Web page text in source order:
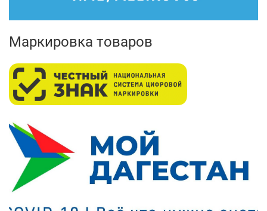
Маркировка товаров